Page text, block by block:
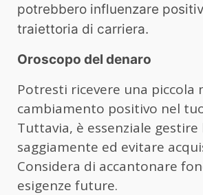
potrebbero influenzare
traiettoria di carriera.
Oroscopo del denaro
Potresti ricevere una piccola
cambiamento positivo nel
Tuttavia, è essenziale gestire
saggiamente ed evitare
Considera di accantonare
esigenze future.